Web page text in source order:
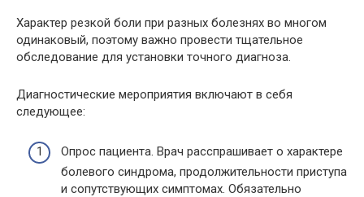
Характер резкой боли при разных болезнях во многом
одинаковый, поэтому важно провести тщательное
обследование для установки точного диагноза.
Диагностические мероприятия включают в себя
следующее:
Опрос пациента. Врач расспрашивает о характере
болевого синдрома, продолжительности приступа
и сопутствующих симптомах. Обязательно